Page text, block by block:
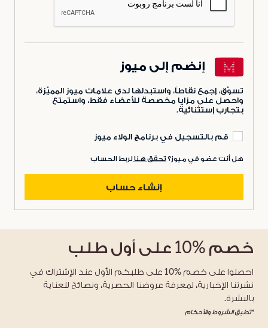
إنضم إلى ميوز
تسوّق، إجمع نقاطاً، واستبدلها لدى علامات ميوز المميّزة،
واحصل على مزايا مخصصة للأعضاء فقط، واستمتع
بتجارب إستثنائية.
قم بالتسجيل في برنامج الولاء ميوز
هل أنت عضو في ميوز؟ تحقق هنا لربط الحساب
إنشاء حساب
خصم %10 على أول طلب
احصلوا على خصم %10 على طلبكم الأول عند الإشتراك في
نشرتنا الإخبارية، لمعرفة عروضنا الحصرية، ونصائح للعناية
بالبشرة.
*تطبق الشروط والأحكام